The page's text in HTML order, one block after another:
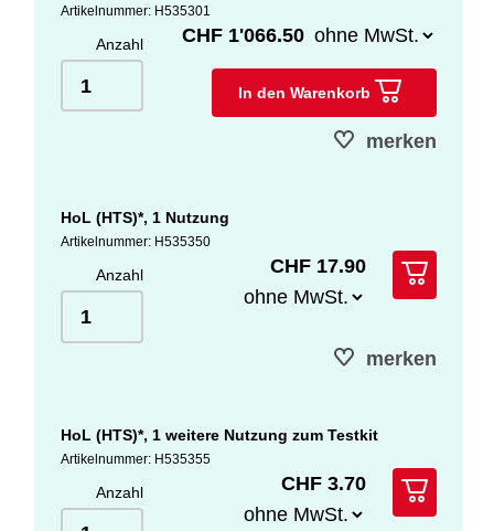
Artikelnummer: H535301
Anzahl CHF 1'066.50
In den Warenkorb
merken
HoL (HTS)*, 1 Nutzung
Artikelnummer: H535350
Anzahl CHF 17.90
merken
HoL (HTS)*, 1 weitere Nutzung zum Testkit
Artikelnummer: H535355
Anzahl CHF 3.70